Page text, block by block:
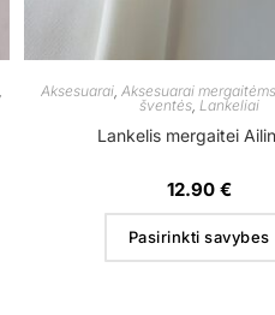
Aksesuarai ,Aksesuarai
šventės, Lankeliai
Lankelis mergaitei
12.90 €
Pasirinkti savybes